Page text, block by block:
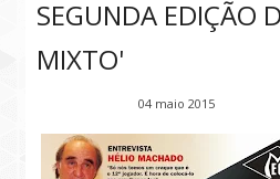
SEGUNDA EDIÇÃO
MIXTO'
04 maio 2015